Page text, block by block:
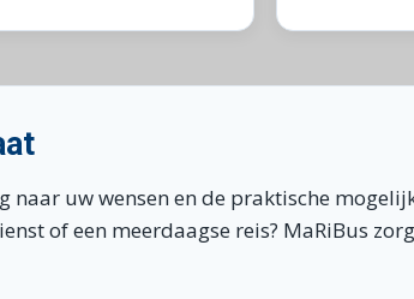
uw wensen en de praktische
of een meerdaagse reis? MaRiBus